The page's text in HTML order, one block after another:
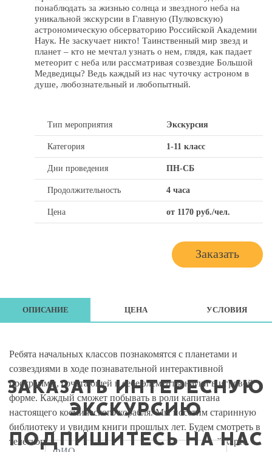
ЗАКАЗАТЬ ИНТЕРЕСНУЮ
ЭКСКУРСИЮ
ПОДПИШИТЕСЬ НА НАС
понаблюдать за жизнью солнца и звездного неба на
уникальной экскурсии в Главную (Пулковскую)
астрономическую обсерваторию Российской Академии
Наук. Не заскучает никто! Таинственный мир звезд и
планет – кто не мечтал узнать о нем, глядя, как падает
метеорит с неба или рассматривая созвездие Большой
Медведицы? Ведь каждый из нас чуточку астроном в
душе, любознательный и любопытный.
Тип мероприятия Экскурсия
Категория 1-11 класс
Дни проведения ПН-СБ
Продолжительность 4 часа
Цена от 1170 руб./чел.
Заказать
ОПИСАНИЕ ЦЕНА УСЛОВИЯ
Ребята начальных классов познакомятся с планетами и
созвездиями в ходе познавательной интерактивной
программы, сочетающей в себе элементы науки в игровой
форме. Каждый сможет побывать в роли капитана
настоящего космического корабля. Мы посетим старинную
библиотеку и увидим книги прошлых лет. Будем смотреть в
телескоп и учиться находить созвездия на звездной карте.